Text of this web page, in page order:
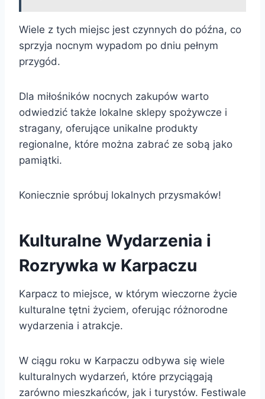
Wiele z tych miejsc jest czynnych do późna, co
sprzyja nocnym wypadom po dniu pełnym
przygód.
Dla miłośników nocnych zakupów warto
odwiedzić także lokalne sklepy spożywcze i
stragany, oferujące unikalne produkty
regionalne, które można zabrać ze sobą jako
pamiątki.
Koniecznie spróbuj lokalnych przysmaków!
Kulturalne Wydarzenia i
Rozrywka w Karpaczu
Karpacz to miejsce, w którym wieczorne życie
kulturalne tętni życiem, oferując różnorodne
wydarzenia i atrakcje.
W ciągu roku w Karpaczu odbywa się wiele
kulturalnych wydarzeń, które przyciągają
zarówno mieszkańców, jak i turystów. Festiwale